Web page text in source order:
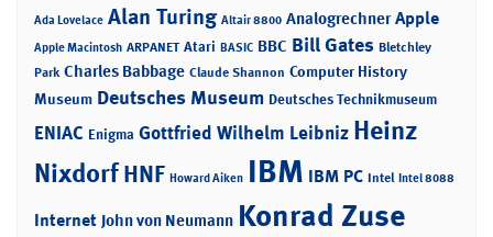
Ada Lovelace Alan Turing Altair 8800 Analogrechner Apple
Apple Macintosh ARPANET Atari BASIC BBC Bill Gates Bletchley
Park Charles Babbage Claude Shannon Computer History
Museum Deutsches Museum Deutsches Technikmuseum
ENIAC Enigma Gottfried Wilhelm Leibniz Heinz
NixdorfHNF Howard Aiken IBM IBM PC Intel Intel 8088
Internet John von Neumann Konrad Zuse